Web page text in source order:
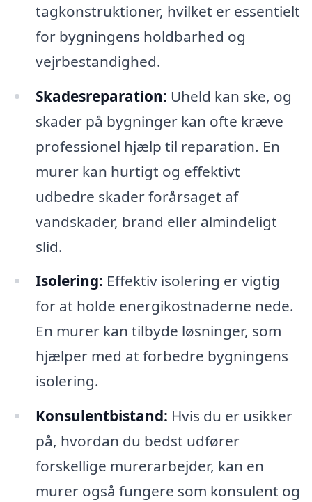
tagkonstruktioner, hvilket er essentielt
for bygningens holdbarhed og
vejrbestandighed.
Skadesreparation: Uheld kan ske, og
skader på bygninger kan ofte kræve
professionel hjælp til reparation. En
murer kan hurtigt og effektivt
udbedre skader forårsaget af
vandskader, brand eller almindeligt
slid.
Isolering: Effektiv isolering er vigtig
for at holde energikostnaderne nede.
En murer kan tilbyde løsninger, som
hjælper med at forbedre bygningens
isolering.
Konsulentbistand: Hvis du er usikker
på, hvordan du bedst udfører
forskellige murerarbejder, kan en
murer også fungere som konsulent og